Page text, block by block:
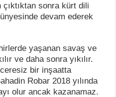
sonra kürt dili
devam ederek
yaşanan savaş ve
ve daha sonra yıkılır.
bir inşaatta
Robar 2018 yılında
olur ancak kazanamaz.